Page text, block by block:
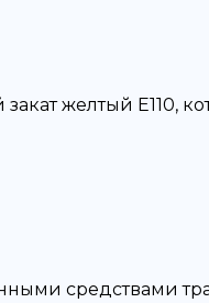
желтый Е110,
средствами